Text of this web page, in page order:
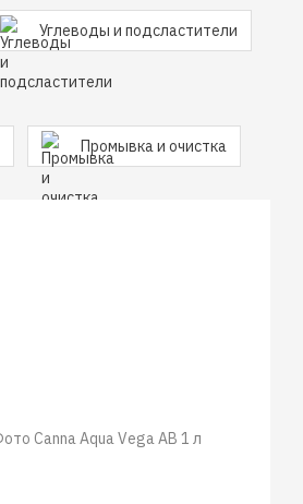
Углеводы и подсластители
Промывка и очистка